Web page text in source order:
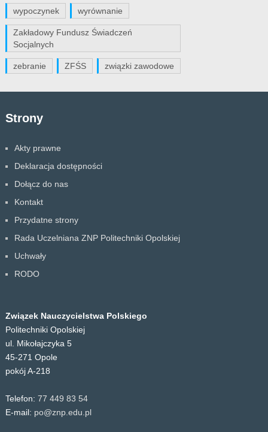
wypoczynek wyrównanie
Zakładowy Fundusz Świadczeń
Socjalnych
zebranie ZFŚS związki zawodowe
Strony
Akty prawne
Deklaracja dostępności
Dołącz do nas
Kontakt
Przydatne strony
Rada Uczelniana ZNP Politechniki Opolskiej
Uchwały
RODO
Związek Nauczycielstwa Polskiego
Politechniki Opolskiej
ul. Mikołajczyka 5
45-271 Opole
pokój A-218
Telefon: 77 449 83 54
E-mail: po@znp.edu.pl